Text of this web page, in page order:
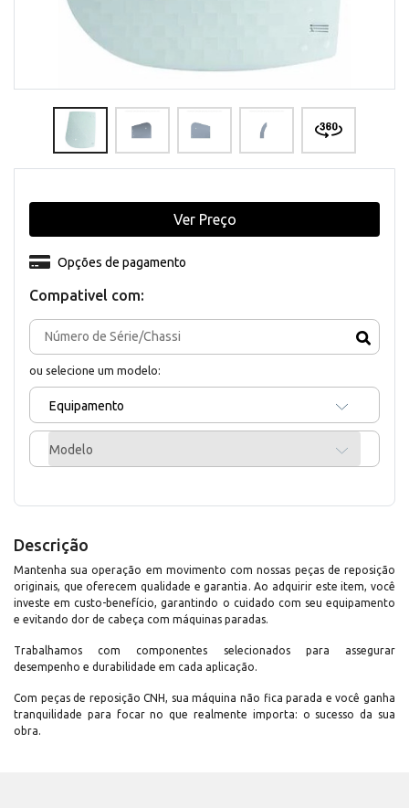
Compativel com:
ou selecione um modelo:
Equipamento
Modelo
Opções de pagamento
Ver Preço
Descrição
Mantenha sua operação em movimento com nossas peças de reposição
originais, que oferecem qualidade e garantia. Ao adquirir este item, você
investe em custo-benefício, garantindo o cuidado com seu equipamento
e evitando dor de cabeça com máquinas paradas.
Trabalhamos com componentes selecionados para assegurar
desempenho e durabilidade em cada aplicação.
Com peças de reposição CNH, sua máquina não fica parada e você ganha
tranquilidade para focar no que realmente importa: o sucesso da sua
obra.